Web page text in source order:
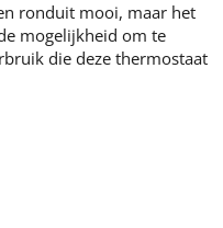
ronduit mooi, maar het
mogelijkheid om te
die deze thermostaat